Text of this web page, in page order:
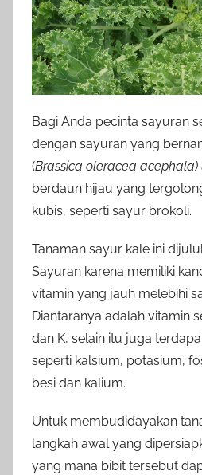
Bagi Anda pecinta sayuran
dengan sayuran yang
(Brassica oleracea acephala)
berdaun hijau yang
kubis, seperti sayur brokoli.
Tanaman sayur kale ini
Sayuran karena memiliki
vitamin yang jauh melebihi
Diantaranya adalah vitamin
dan K, selain itu juga
seperti kalsium, potasium,
besi dan kalium.
Untuk membudidayakan
langkah awal yang
yang mana bibit tersebut